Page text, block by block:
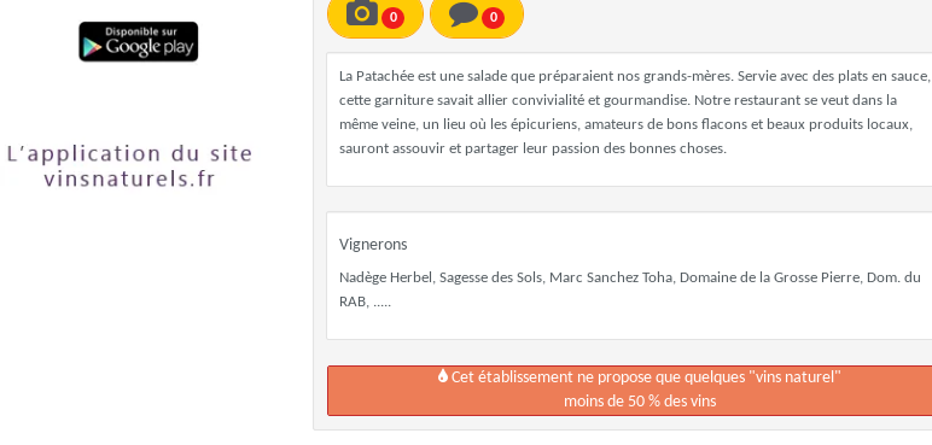
0 0
La Patachée est une salade que préparaient nos grands-mères. Servie avec des plats en sauce,
cette garniture savait allier convivialité et gourmandise. Notre restaurant se veut dans la
même veine, un lieu où les épicuriens, amateurs de bons flacons et beaux produits locaux,
sauront assouvir et partager leur passion des bonnes choses.
Vignerons
Nadège Herbel, Sagesse des Sols, Marc Sanchez Toha, Domaine de la Grosse Pierre, Dom. du
RAB, .....
Cet établissement ne propose que quelques "vins naturel"
moins de 50 % des vins